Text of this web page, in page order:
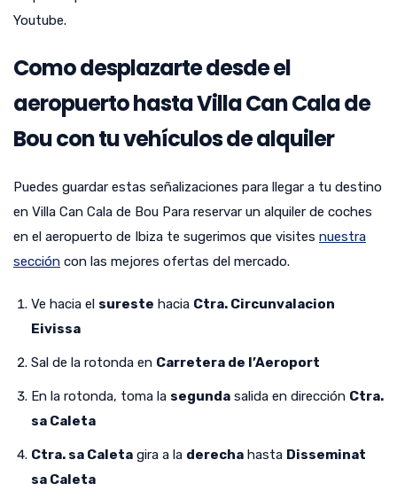
Youtube.
Como desplazarte desde el
aeropuerto hasta Villa Can Cala de
Bou con tu vehículos de alquiler
Puedes guardar estas señalizaciones para llegar a tu destino
en Villa Can Cala de Bou Para reservar un alquiler de coches
en el aeropuerto de Ibiza te sugerimos que visites nuestra
sección con las mejores ofertas del mercado.
Ve hacia el sureste hacia Ctra. Circunvalacion
Eivissa
Sal de la rotonda en Carretera de l’Aeroport
En la rotonda, toma la segunda salida en dirección Ctra.
sa Caleta
Ctra. sa Caleta gira a la derecha hasta Disseminat
sa Caleta